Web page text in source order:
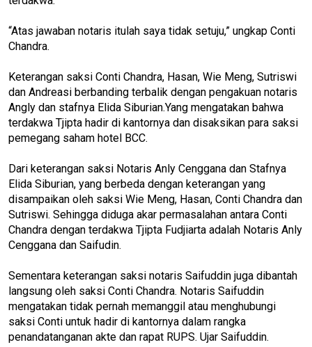
“Atas jawaban notaris itulah saya tidak setuju,” ungkap Conti
Chandra.
Keterangan saksi Conti Chandra, Hasan, Wie Meng, Sutriswi
dan Andreasi berbanding terbalik dengan pengakuan notaris
Angly dan stafnya Elida Siburian.Yang mengatakan bahwa
terdakwa Tjipta hadir di kantornya dan disaksikan para saksi
pemegang saham hotel BCC.
Dari keterangan saksi Notaris Anly Cenggana dan Stafnya
Elida Siburian, yang berbeda dengan keterangan yang
disampaikan oleh saksi Wie Meng, Hasan, Conti Chandra dan
Sutriswi. Sehingga diduga akar permasalahan antara Conti
Chandra dengan terdakwa Tjipta Fudjiarta adalah Notaris Anly
Cenggana dan Saifudin.
Sementara keterangan saksi notaris Saifuddin juga dibantah
langsung oleh saksi Conti Chandra. Notaris Saifuddin
mengatakan tidak pernah memanggil atau menghubungi
saksi Conti untuk hadir di kantornya dalam rangka
penandatanganan akte dan rapat RUPS. Ujar Saifuddin.